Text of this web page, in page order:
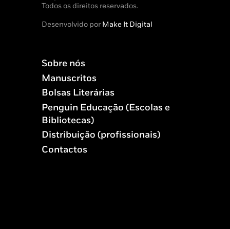
Todos os direitos reservados.
Desenvolvido porMake It Digital
Sobre nós
Manuscritos
Bolsas Literárias
Penguin Educação (Escolas e
Bibliotecas)
Distribuição (profissionais)
Contactos